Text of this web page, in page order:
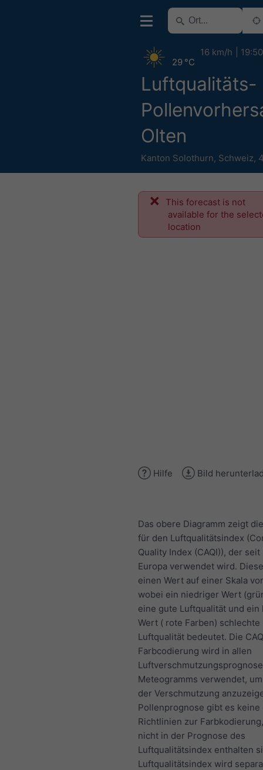
Luftqualitäts-
Olten
Kanton Solothurn, Schweiz,
29 °C
16 km/h 19:50
This forecast is not
available for the
location
Hilfe Bild
Das obere Diagramm zeigt
für den Luftqualitätsindex
Quality Index (CAQI)), der
Europa verwendet wird.
einen Wert auf einer Skala
wobei ein niedriger Wert
eine gute Luftqualität und ein
Wert ( rote Farben) schlechte
Luftqualität bedeutet. Die
Farbcodierung wird in allen
Meteogramms verwendet,
der Verschmutzung
Pollenprognose gibt es
Richtlinien zur
nicht in der Prognose des
Luftqualitätsindex enthalten
Luftqualitätsindex wird